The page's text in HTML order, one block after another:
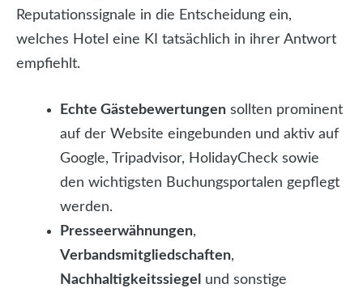
Reputationssignale in die Entscheidung ein,
welches Hotel eine KI tatsächlich in ihrer Antwort
empfiehlt.
Echte Gästebewertungen sollten prominent
auf der Website eingebunden und aktiv auf
Google, Tripadvisor, HolidayCheck sowie
den wichtigsten Buchungsportalen gepflegt
werden.
Presseerwähnungen,
Verbandsmitgliedschaften,
Nachhaltigkeitssiegel
und sonstige